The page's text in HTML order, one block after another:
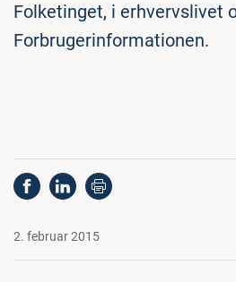
Folketinget, i erhvervslivet
Forbrugerinformationen.
2. februar 2015